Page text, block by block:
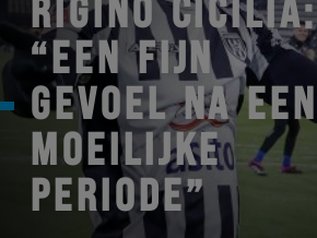
RIGINO CICILIA:
“EEN FIJN
GEVOEL NA EEN
MOEILIJKE
PERIODE”